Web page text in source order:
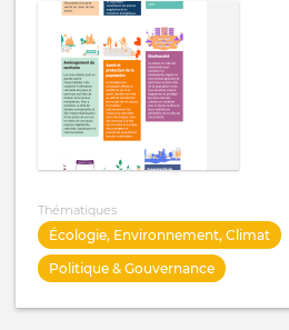
Thématiques
Écologie, Environnement, Climat
Politique & Gouvernance